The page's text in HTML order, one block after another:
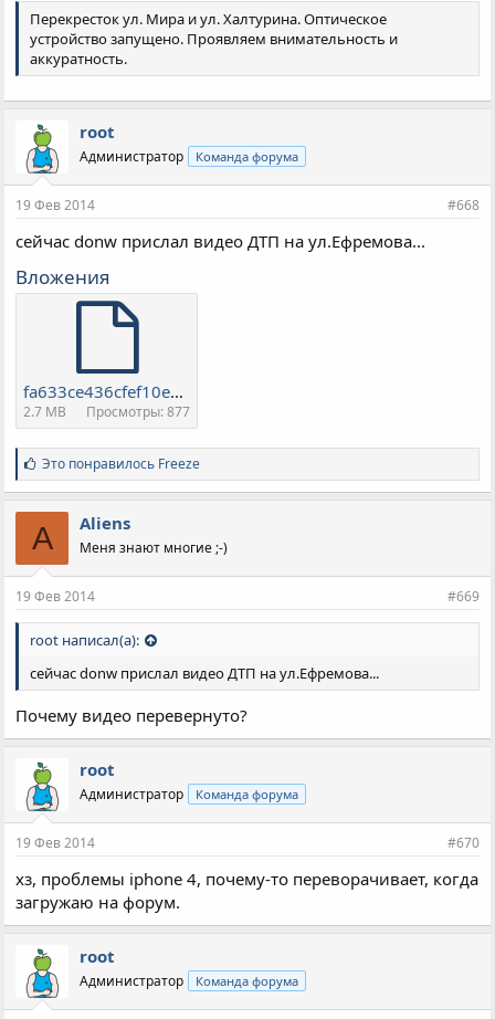
пешеходы идут, транспортные средства должны стоять. 2
января 1869 года газовый фонарь светофора взорвался, ранив
управляющего светофором полицейского.
Перекресток ул. Мира и ул. Халтурина. Оптическое
устройство запущено. Проявляем внимательность и
аккуратность.
root
Администратор Команда форума
19 Фев 2014 #668
сейчас donw прислал видео ДТП на ул.Ефремова...
Вложения
fa633ce436cfef10e68fe24136aa6b9964f2538dc4ed44c20162db4f4f1fa5fc.mp4
2.7 MB Просмотры: 877
С
и
м
п
а
т
и
:
Это понравилось Freeze
A Aliens
Меня знают многие ;-)
19 Фев 2014 #669
root написал(а):
сейчас donw прислал видео ДТП на ул.Ефремова...
Почему видео перевернуто?
root
Администратор Команда форума
19 Фев 2014 #670
хз, проблемы iphone 4, почему-то переворачивает, когда
загружаю на форум.
root
Администратор Команда форума